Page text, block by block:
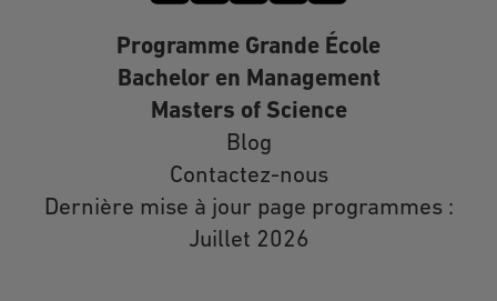
Programme Grande École
Bachelor en Management
Masters of Science
Blog
Contactez-nous
Dernière mise à jour page programmes :
Juillet 2026